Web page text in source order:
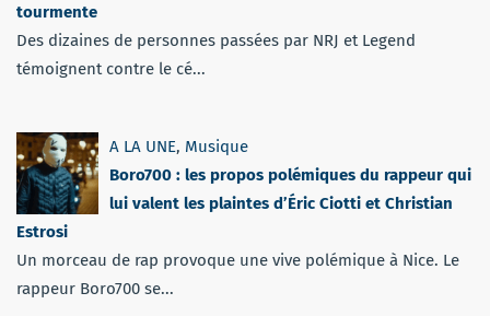
tourmente
Des dizaines de personnes passées par NRJ et Legend
témoignent contre le cé...
A LA UNE, Musique
Boro700 : les propos polémiques du rappeur qui
lui valent les plaintes d’Éric Ciotti et Christian
Estrosi
Un morceau de rap provoque une vive polémique à Nice. Le
rappeur Boro700 se...